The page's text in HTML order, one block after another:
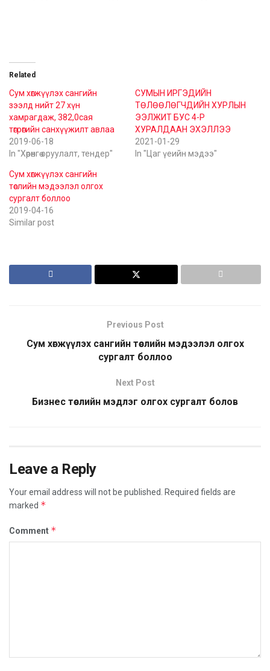
Related
Сум хөгжүүлэх сангийн
зээлд нийт 27 хүн
хамрагдаж, 382,0сая
төгрөгийн санхүүжилт авлаа
2019-06-18
In "Хөрөнгө оруулалт, тендер"
СУМЫН ИРГЭДИЙН
ТӨЛӨӨЛӨГЧДИЙН ХУРЛЫН
ЭЭЛЖИТ БУС 4-Р
ХУРАЛДААН ЭХЭЛЛЭЭ
2021-01-29
In "Цаг үеийн мэдээ"
Сум хөгжүүлэх сангийн
төслийн мэдээлэл олгох
сургалт боллоо
2019-04-16
Similar post
Previous Post
Сум хөгжүүлэх сангийн төслийн мэдээлэл олгох
сургалт боллоо
Next Post
Бизнес төслийн мэдлэг олгох сургалт болов
Leave a Reply
Your email address will not be published.
Required fields are
marked *
Comment *